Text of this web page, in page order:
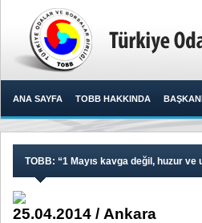
ANA SAYFA TOBB HAKKINDA
TOBB: “1 Mayıs kavga değil, huzur ve
25.04.2014 / Ankara